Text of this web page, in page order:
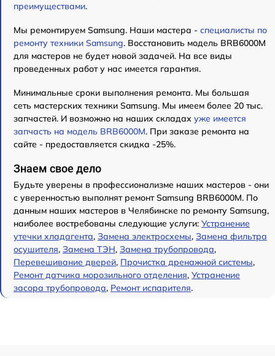
преимуществами.
Мы ремонтируем Samsung. Наши мастера - специалисты по
ремонту техники Samsung. Восстановить модель BRB6000M
для мастеров не будет новой задачей. На все виды
проведенных работ у нас имеется гарантия.
Минимальные сроки выполнения ремонта. Мы большая
сеть мастерских техники Samsung. Мы имеем более 20 тыс.
запчастей. И возможно на наших складах уже имеется
запчасть на модель BRB6000M. При заказе ремонта на
сайте - предоставляется скидка -25%.
Знаем свое дело
Будьте уверены в профессионализме наших мастеров - они
с уверенностью выполнят ремонт Samsung BRB6000M. По
данным наших мастеров в Челябинске по ремонту Samsung,
наиболее востребованы следующие услуги: Устранение
утечки хладагента, Замена электросхемы, Замена фильтра
осушителя, Замена ТЭН, Замена трубопровода,
Перевешивание дверей, Прочистка дренажной системы,
Ремонт датчика морозильного отделения, Устранение
засора трубопровода, Ремонт испарителя.